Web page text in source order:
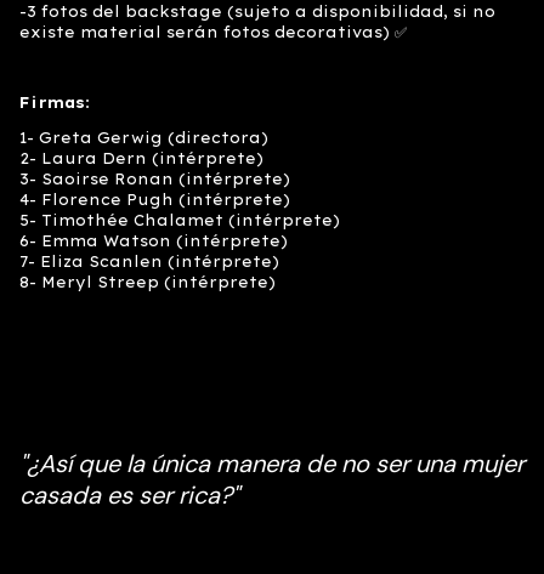
-3 fotos del backstage (sujeto a disponibilidad, si no
existe material serán fotos decorativas) ✅
Firmas:
1- Greta Gerwig (directora)
2- Laura Dern (intérprete)
3- Saoirse Ronan (intérprete)
4- Florence Pugh (intérprete)
5- Timothée Chalamet (intérprete)
6- Emma Watson (intérprete)
7- Eliza Scanlen (intérprete)
8- Meryl Streep (intérprete)
"¿Así que la única manera de no ser una mujer
casada es ser rica?"